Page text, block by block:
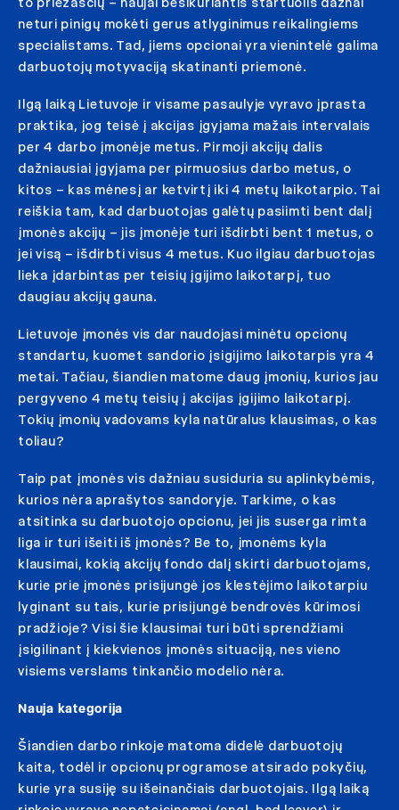
neturi pinigų mokėti gerus atlyginimus reikalingiems
specialistams. Tad, jiems opcionai yra vienintelė galima
darbuotojų motyvaciją skatinanti priemonė.
Ilgą laiką Lietuvoje ir visame pasaulyje vyravo įprasta
praktika, jog teisė į akcijas įgyjama mažais intervalais
per 4 darbo įmonėje metus. Pirmoji akcijų dalis
dažniausiai įgyjama per pirmuosius darbo metus, o
kitos – kas mėnesį ar ketvirtį iki 4 metų laikotarpio. Tai
reiškia tam, kad darbuotojas galėtų pasiimti bent dalį
įmonės akcijų – jis įmonėje turi išdirbti bent 1 metus, o
jei visą – išdirbti visus 4 metus. Kuo ilgiau darbuotojas
lieka įdarbintas per teisių įgijimo laikotarpį, tuo
daugiau akcijų gauna.
Lietuvoje įmonės vis dar naudojasi minėtu opcionų
standartu, kuomet sandorio įsigijimo laikotarpis yra 4
metai. Tačiau, šiandien matome daug įmonių, kurios jau
pergyveno 4 metų teisių į akcijas įgijimo laikotarpį.
Tokių įmonių vadovams kyla natūralus klausimas, o kas
toliau?
Taip pat įmonės vis dažniau susiduria su aplinkybėmis,
kurios nėra aprašytos sandoryje. Tarkime, o kas
atsitinka su darbuotojo opcionu, jei jis suserga rimta
liga ir turi išeiti iš įmonės? Be to, įmonėms kyla
klausimai, kokią akcijų fondo dalį skirti darbuotojams,
kurie prie įmonės prisijungė jos klestėjimo laikotarpiu
lyginant su tais, kurie prisijungė bendrovės kūrimosi
pradžioje? Visi šie klausimai turi būti sprendžiami
įsigilinant į kiekvienos įmonės situaciją, nes vieno
visiems verslams tinkančio modelio nėra.
Nauja kategorija
Šiandien darbo rinkoje matoma didelė darbuotojų
kaita, todėl ir opcionų programose atsirado pokyčių,
kurie yra susiję su išeinančiais darbuotojais. Ilgą laiką